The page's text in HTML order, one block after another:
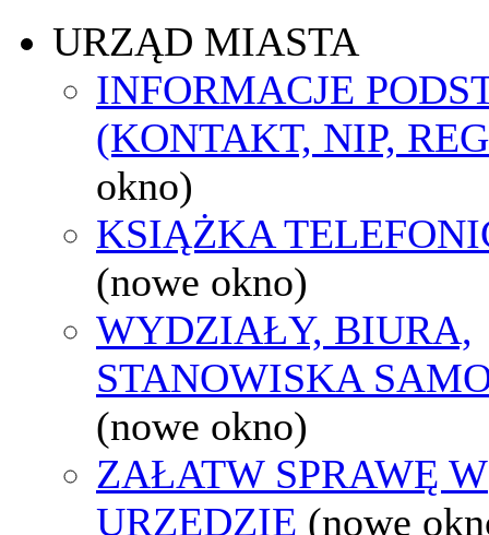
URZĄD MIASTA
INFORMACJE
(KONTAKT, NIP,
okno)
KSIĄŻKA
(nowe okno)
WYDZIAŁY, BIURA,
STANOWISKA
(nowe okno)
ZAŁATW SPRAWĘ W
URZĘDZIE (nowe